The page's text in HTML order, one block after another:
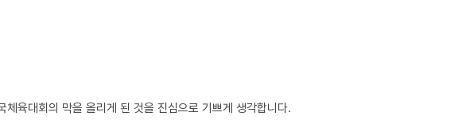
육대회의 막을 올리게 된 것을 진심으로 기쁘게 생각합니다.